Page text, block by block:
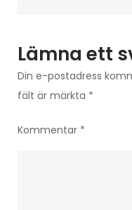
Lämna ett
Din e-postadress
fält är märkta *
Kommentar *